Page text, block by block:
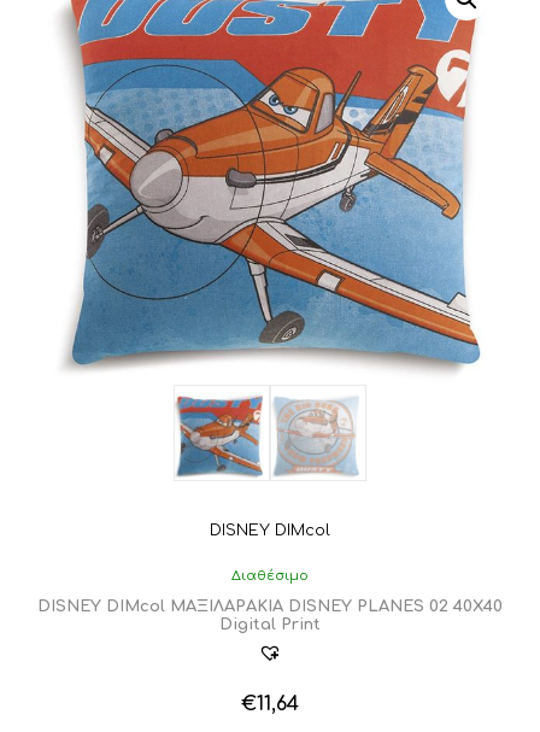
DISNEY DIMcol
Διαθέσιμο
DISNEY DIMcol ΜΑΞΙΛΑΡΑΚΙΑ DISNEY PLANES 02 40Χ40
Digital Print
€11,64